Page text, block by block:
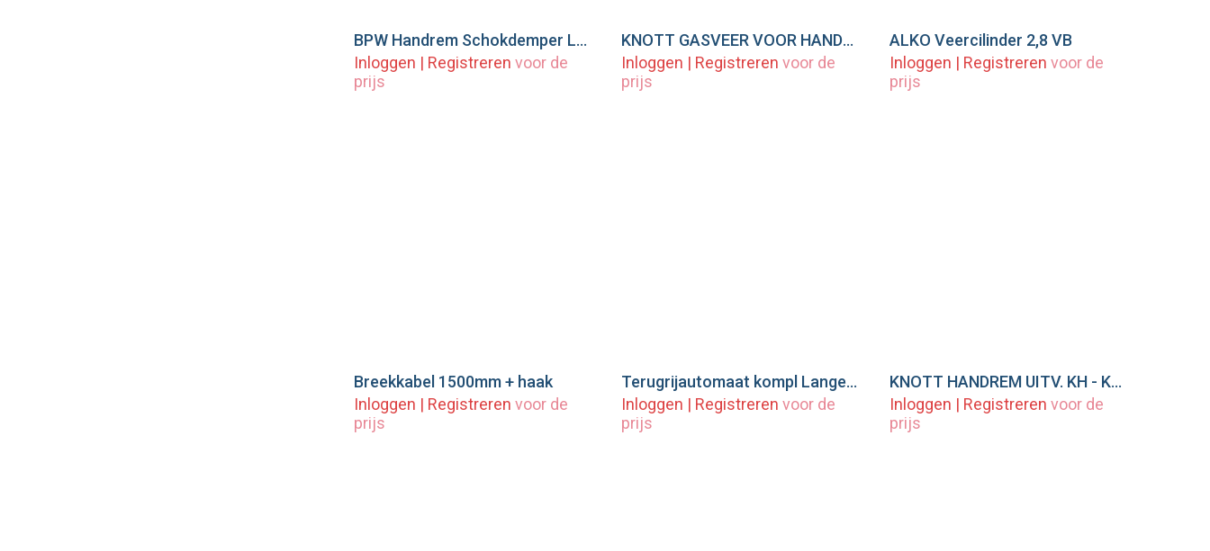
Voeg toe aan winkelwagen BPW Handrem Schokdemper L=190 - ZAF 2,0-2
Inloggen | Registreren voor de
prijs
Voeg toe aan winkelwagenKNOTT GASVEER VOOR HANDREM 1500N GF/GA 2700kg - 87010693
Inloggen | Registreren voor de
prijs
Voeg toe aan winkelwagen
ALKO Veercilinder 2,8 VB
Inloggen | Registreren voor de
prijs
Voeg toe aan winkelwagen
Breekkabel 1500mm + haak
Inloggen | Registreren voor de
prijs
Voeg toe aan winkelwagen Terugrijautomaat kompl Lange Hendel lasuitvoering
Inloggen | Registreren voor de
prijs
Voeg toe aan winkelwagenKNOTT HANDREM UITV. KH - KFG 35
Inloggen | Registreren voor de
prijs